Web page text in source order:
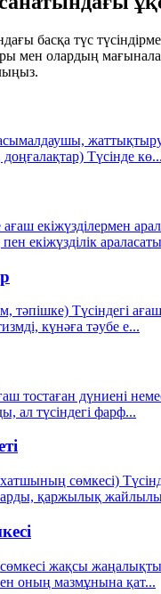
басқа түс
мен олардың
Түсінде кө...
екіжүзділермен
екіжүзділік
тәпішке) Түсіндегі
күнәға тәубе е...
тостаған дүниені
ал түсіндегі фарф...
сөмкесі)
қаржылық
жақсы
оның мазмұнына қат...